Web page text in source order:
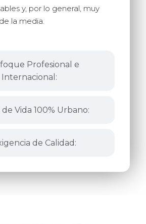
Profesional e
Internacional:
de Vida 100% Urbano:
de Calidad:
y, por lo general, muy
la media.